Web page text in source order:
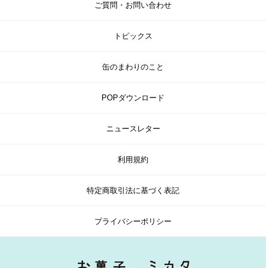
ご質問・お問い合わせ
トピックス
缶のまわりのこと
POPダウンロード
ニュースレター
利用規約
特定商取引法に基づく表記
プライバシーポリシー